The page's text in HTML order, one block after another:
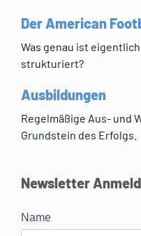
Der American
Was genau ist
strukturiert?
Ausbildungen
Regelmäßige Aus- und
Grundstein des Erfolgs.
Newsletter
Name